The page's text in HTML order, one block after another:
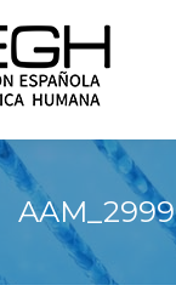
AAM_2999